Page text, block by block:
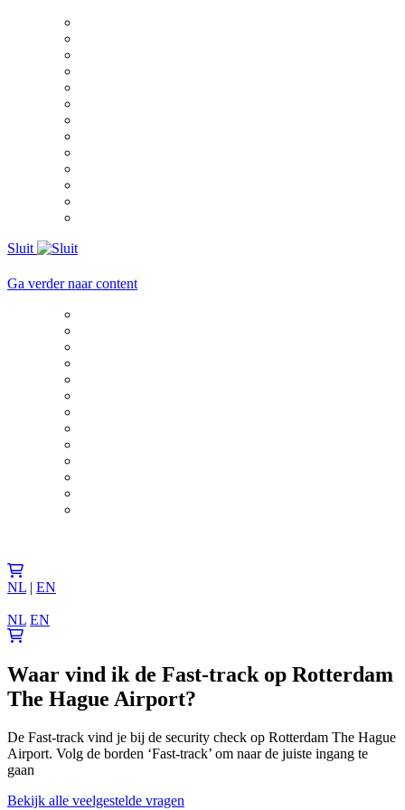
Sluit
Ga verder naar content
NL | EN
NL EN
Waar vind ik de Fast-track op Rotterdam
The Hague Airport?
De Fast-track vind je bij de security check op Rotterdam The Hague
Airport. Volg de borden ‘Fast-track’ om naar de juiste ingang te
gaan
Bekijk alle veelgestelde vragen